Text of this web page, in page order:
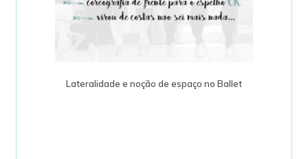
Lateralidade e noção de espaço no Ballet